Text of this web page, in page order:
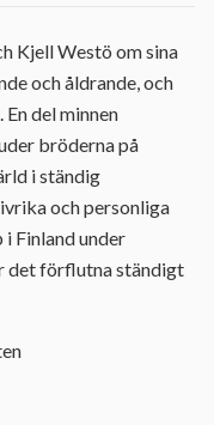
Kjell Westö om sina
och åldrande, och
del minnen
bröderna på
i ständig
och personliga
Finland under
det förflutna ständigt